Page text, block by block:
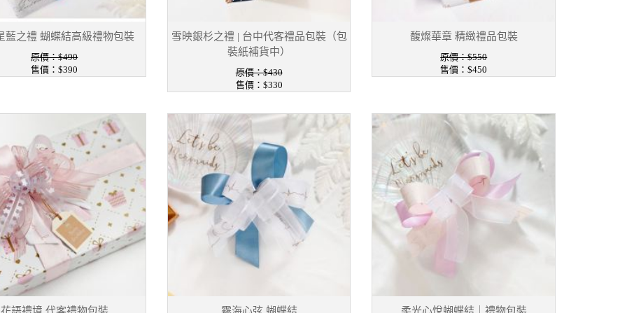
藍之禮 蝴蝶結高級禮物包裝
原價：$490
售價：$390
雪映銀杉之禮 | 台中代客禮品包裝（包
裝紙補貨中）
原價：$430
售價：$330
馥燦華章 精緻禮品包裝
原價：$550
售價：$450
花語禮境 代客禮物包裝 霧海心弦 蝴蝶結 柔光心悅蝴蝶結｜禮物包裝